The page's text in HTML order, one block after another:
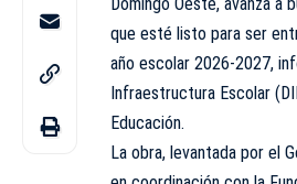
Domingo Oeste, avanza
que esté listo para ser
año escolar 2026-2027,
Infraestructura Escolar
Educación.
La obra, levantada por el